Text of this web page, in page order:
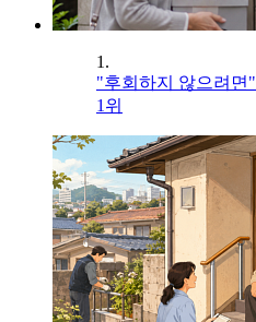
1.
"후회하지 않으려면
1위